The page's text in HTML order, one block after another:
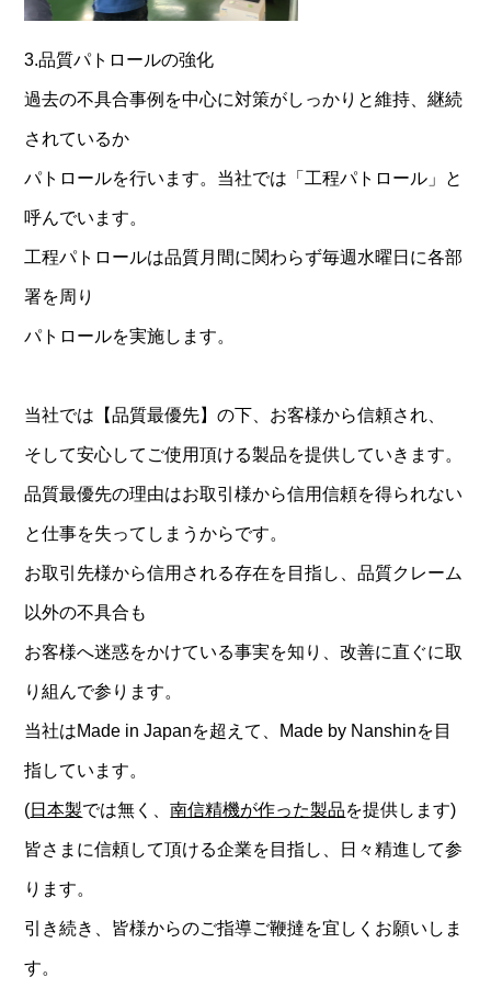
3.品質パトロールの強化
過去の不具合事例を中心に対策がしっかりと維持、継続
されているか
パトロールを行います。当社では「工程パトロール」と
呼んでいます。
工程パトロールは品質月間に関わらず毎週水曜日に各部
署を周り
パトロールを実施します。
当社では【品質最優先】の下、お客様から信頼され、
そして安心してご使用頂ける製品を提供していきます。
品質最優先の理由はお取引様から信用信頼を得られない
と仕事を失ってしまうからです。
お取引先様から信用される存在を目指し、品質クレーム
以外の不具合も
お客様へ迷惑をかけている事実を知り、改善に直ぐに取
り組んで参ります。
当社はMade in Japanを超えて、Made by Nanshinを目
指しています。
(日本製では無く、南信精機が作った製品を提供します)
皆さまに信頼して頂ける企業を目指し、日々精進して参
ります。
引き続き、皆様からのご指導ご鞭撻を宜しくお願いしま
す。